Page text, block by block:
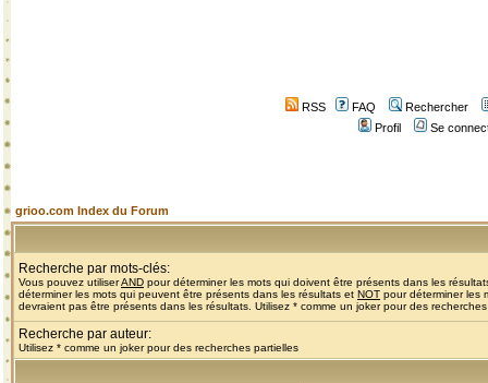
RSS FAQ
Rechercher
Profil
Se
grioo.com Index du Forum
Recherche par mots-clés:
Vous pouvez utiliserAND pour déterminer les mots qui doivent être présents dans les
déterminer les mots qui peuvent être présents dans les résultats et NOT pour déterminer les
devraient pas être présents dans les résultats. Utilisez * comme un joker pour des
Recherche par auteur:
Utilisez * comme un joker pour des recherches partielles